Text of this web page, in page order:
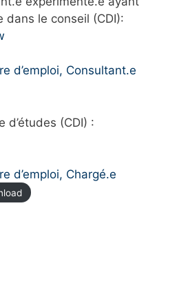
dans le conseil (CDI):
d’emploi, Consultant.e
d’études (CDI) :
d’emploi, Chargé.e